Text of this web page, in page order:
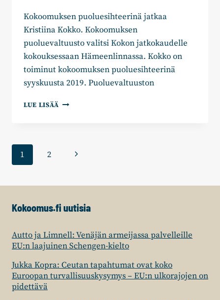
Kokoomuksen puoluesihteerinä jatkaa
Kristiina Kokko. Kokoomuksen
puoluevaltuusto valitsi Kokon jatkokaudelle
kokouksessaan Hämeenlinnassa. Kokko on
toiminut kokoomuksen puoluesihteerinä
syyskuusta 2019. Puoluevaltuuston
LUE LISÄÄ KRISTIINA
VARAPUHEENJOHTAJIKSI
JA
ROSTEDT
Sivunavigointi
1 2
Seuraava
Kokoomus.fi uutisia
Autto ja Limnell: Venäjän armeijassa palvelleille
EU:n laajuinen Schengen-kielto
Jukka Kopra: Ceutan tapahtumat ovat koko
Euroopan turvallisuuskysymys – EU:n ulkorajojen on
pidettävä